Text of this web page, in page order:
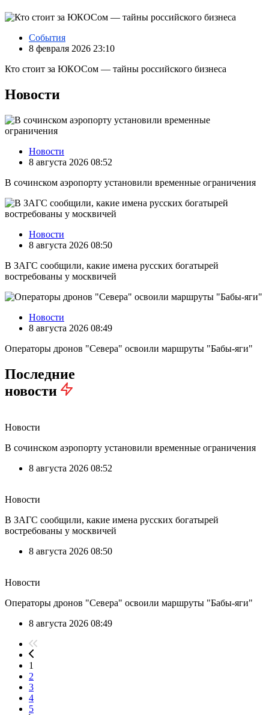
События
8 февраля 2026 23:10
Кто стоит за ЮКОСом — тайны российского бизнеса
Новости
Новости
8 августа 2026 08:52
В сочинском аэропорту установили временные ограничения
Новости
8 августа 2026 08:50
В ЗАГС сообщили, какие имена русских богатырей
востребованы у москвичей
Новости
8 августа 2026 08:49
Операторы дронов "Севера" освоили маршруты "Бабы-яги"
Последние
новости
Новости
В сочинском аэропорту установили временные ограничения
8 августа 2026 08:52
Новости
В ЗАГС сообщили, какие имена русских богатырей
востребованы у москвичей
8 августа 2026 08:50
Новости
Операторы дронов "Севера" освоили маршруты "Бабы-яги"
8 августа 2026 08:49
1
2
3
4
5